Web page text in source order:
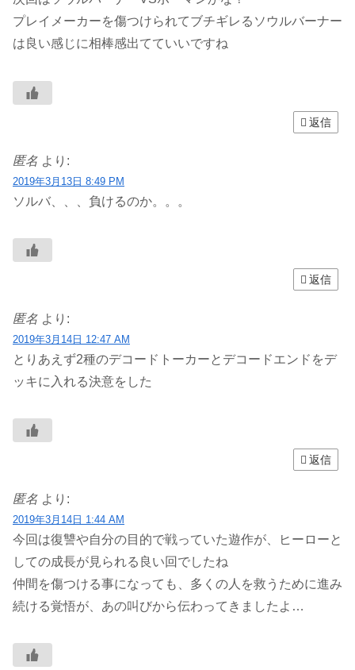
プレイメーカーを傷つけられてブチギレるソウルバーナー
は良い感じに相棒感出てていいですね
返信
匿名 より:
2019年3月13日 8:49 PM
ソルバ、、、負けるのか。。。
返信
匿名 より:
2019年3月14日 12:47 AM
とりあえず2種のデコードトーカーとデコードエンドをデ
ッキに入れる決意をした
返信
匿名 より:
2019年3月14日 1:44 AM
今回は復讐や自分の目的で戦っていた遊作が、ヒーローと
しての成長が見られる良い回でしたね
仲間を傷つける事になっても、多くの人を救うために進み
続ける覚悟が、あの叫びから伝わってきましたよ…